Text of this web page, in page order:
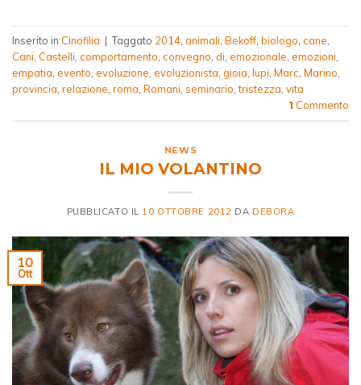
Inserito in Cinofilia | Taggato 2014 animali Bekoff biologo cane
Cani Castelli comportamento convegno di emozionale emozioni
empatia evento evoluzione evoluzionista gioia lupi Marc Marino
provincia relazione roma Romani seminario ,tristezza vita
1 Commento
NEWS
IL MIO VOLANTINO
PUBBLICATO IL 10 OTTOBRE 2012 DA DEBORA
10
Ott